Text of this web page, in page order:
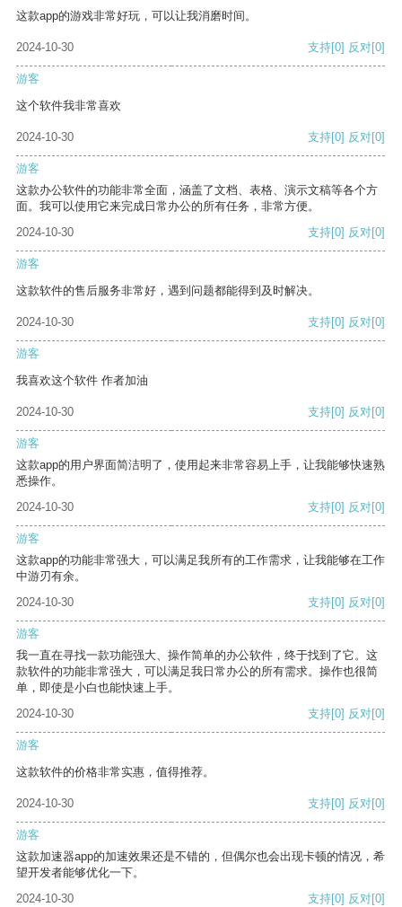
这款app的游戏非常好玩，可以让我消磨时间。
2024-10-30 支持[0] 反对[0]
游客
这个软件我非常喜欢
2024-10-30 支持[0] 反对[0]
游客
这款办公软件的功能非常全面，涵盖了文档、表格、演示文稿等各个方
面。我可以使用它来完成日常办公的所有任务，非常方便。
2024-10-30
支持[0] 反对[0]
游客
这款软件的售后服务非常好，遇到问题都能得到及时解决。
2024-10-30 支持[0] 反对[0]
游客
我喜欢这个软件 作者加油
2024-10-30 支持[0] 反对[0]
游客
这款app的用户界面简洁明了，使用起来非常容易上手，让我能够快速熟
悉操作。
2024-10-30
支持[0] 反对[0]
游客
这款app的功能非常强大，可以满足我所有的工作需求，让我能够在工作
中游刃有余。
2024-10-30
支持[0] 反对[0]
游客
我一直在寻找一款功能强大、操作简单的办公软件，终于找到了它。这
款软件的功能非常强大，可以满足我日常办公的所有需求。操作也很简
单，即使是小白也能快速上手。
2024-10-30
支持[0] 反对[0]
游客
这款软件的价格非常实惠，值得推荐。
2024-10-30 支持[0] 反对[0]
游客
这款加速器app的加速效果还是不错的，但偶尔也会出现卡顿的情况，希
望开发者能够优化一下。
2024-10-30
支持[0] 反对[0]